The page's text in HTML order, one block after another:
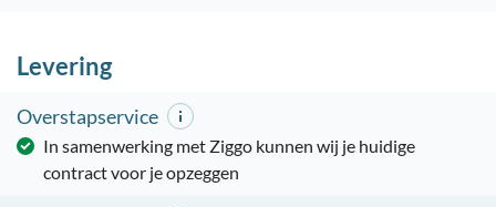
Levering
Overstapservice
In samenwerking met Ziggo kunnen wij je huidige
contract voor je opzeggen